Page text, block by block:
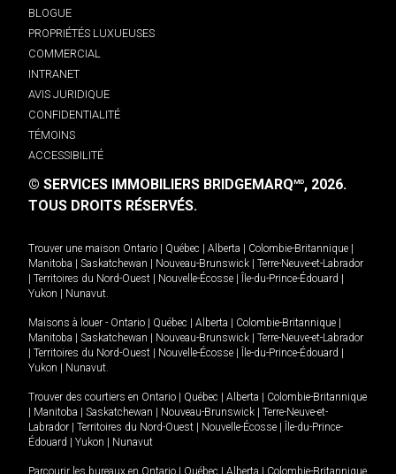
BLOGUE
PROPRIÉTÉS LUXUEUSES
COMMERCIAL
INTRANET
AVIS JURIDIQUE
CONFIDENTIALITÉ
TÉMOINS
ACCESSIBILITÉ
© SERVICES IMMOBILIERS BRIDGEMARQMD, 2026.
TOUS DROITS RÉSERVÉS.
Trouver une maison Ontario Québec Alberta Colombie-Britannique
Manitoba
Saskatchewan Nouveau-Brunswick
Terre-Neuve-et-Labrador
Territoires du Nord-Ouest Nouvelle-Écosse Île-du-Prince-Édouard
Yukon
Nunavut.
Maisons à louer - Ontario Québec Alberta Colombie-Britannique
Manitoba
Saskatchewan Nouveau-Brunswick
Terre-Neuve-et-Labrador
Territoires du Nord-Ouest Nouvelle-Écosse Île-du-Prince-Édouard
Yukon
Nunavut.
Trouver des courtiers en Ontario Québec Alberta
Colombie-Britannique
Manitoba Saskatchewan Nouveau-Brunswick
Terre-Neuve-et-
Labrador
Territoires du Nord-Ouest Nouvelle-Écosse
Île-du-Prince-
Édouard
Yukon Nunavut